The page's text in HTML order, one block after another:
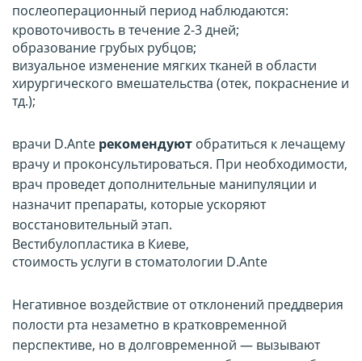
послеоперационный период наблюдаются:
кровоточивость в течение 2-3 дней;
образование грубых рубцов;
визуальное изменение мягких тканей в области
хирургического вмешательства (отек, покраснение и
тд.);
врачи D.Ante рекомендуют обратиться к лечащему
врачу и проконсультироваться. При необходимости,
врач проведет дополнительные манипуляции и
назначит препараты, которые ускоряют
восстановительный этап.
Вестибулопластика в Киеве,
стоимость услуги в стоматологии D.Ante
Негативное воздействие от отклонений преддверия
полости рта незаметно в кратковременной
перспективе, но в долговременной — вызывают